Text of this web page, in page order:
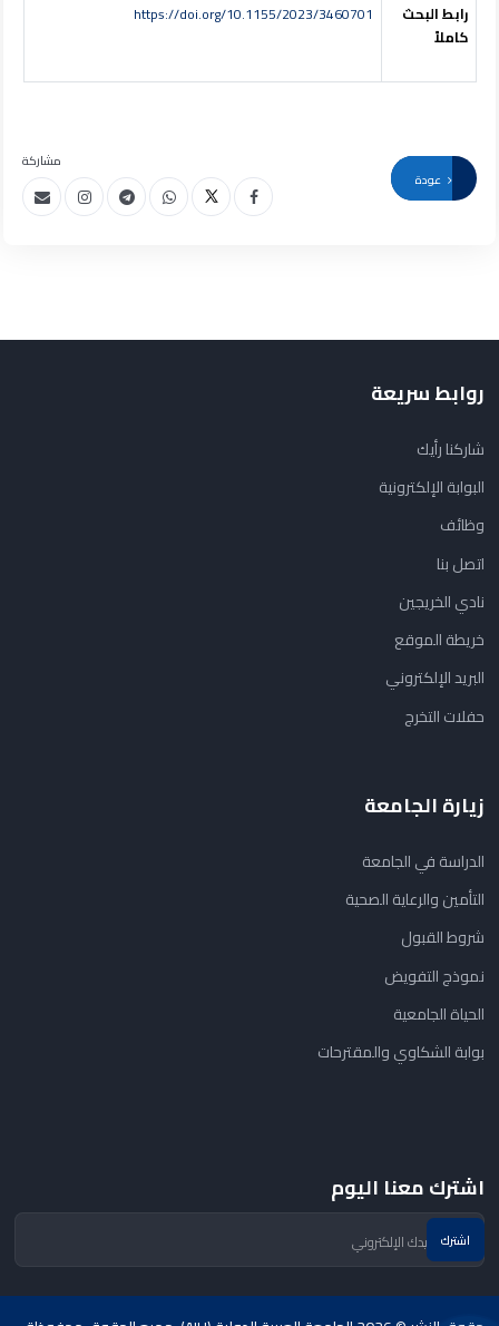
رابط البحث
كاملاً
https://doi.org/10.1155/2023/3460701
مشاركة
روابط سريعة
شاركنا رأيك
البوابة الإلكترونية
وظائف
اتصل بنا
نادي الخريجين
خريطة الموقع
البريد الإلكتروني
حفلات التخرج
زيارة الجامعة
الدراسة في الجامعة
التأمين والرعاية الصحية
شروط القبول
نموذج التفويض
الحياة الجامعية
بوابة الشكاوي والمقترحات
اشترك معنا اليوم